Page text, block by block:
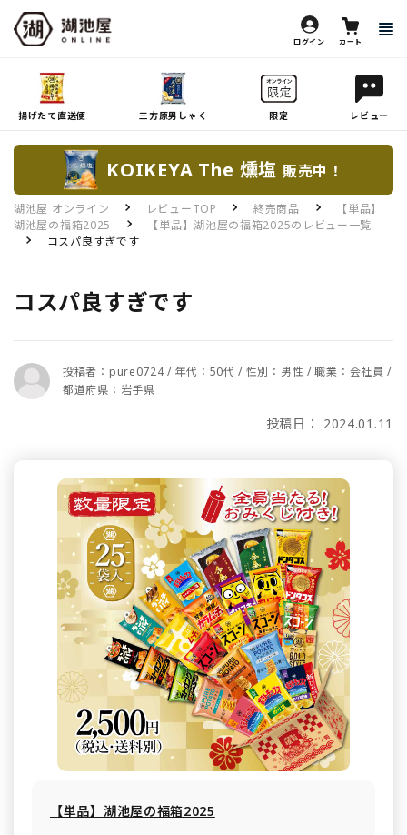
ログイン カート
揚げたて直送便 三方原男しゃく 限定 レビュー
KOIKEYA The 燻塩 販売中！
湖池屋 オンライン レビューTOP 終売商品
【単品】
湖池屋の福箱2025
【単品】湖池屋の福箱2025のレビュー一覧
コスパ良すぎです
コスパ良すぎです
投稿者：pure0724 / 年代：50代 / 性別：男性 / 職業：会社員 /
都道府県：岩手県
投稿日： 2024.01.11
【単品】湖池屋の福箱2025